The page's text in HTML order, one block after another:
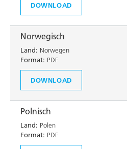
DOWNLOAD
Norwegisch
Land: Norwegen
Format: PDF
DOWNLOAD
Polnisch
Land: Polen
Format: PDF